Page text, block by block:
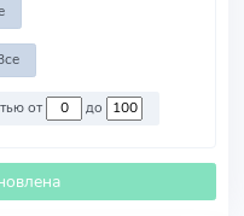
Против команд со стоимостью от до